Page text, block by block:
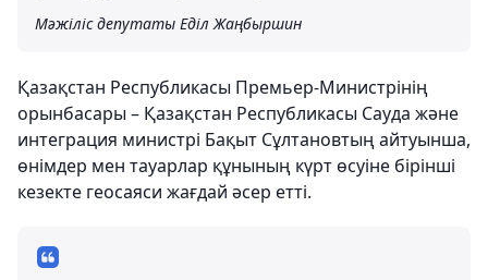
Мәжіліс депутаты Еділ Жаңбыршин
Қазақстан Республикасы Премьер-Министрінің
орынбасары – Қазақстан Республикасы Сауда және
интеграция министрі Бақыт Сұлтановтың айтуынша,
өнімдер мен тауарлар құнының күрт өсуіне бірінші
кезекте геосаяси жағдай әсер етті.